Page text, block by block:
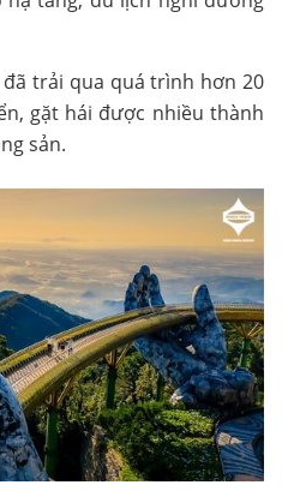
trải qua quá trình hơn 20
gặt hái được nhiều thành
sản.